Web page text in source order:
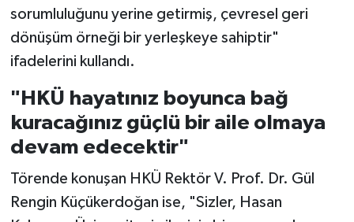
sorumluluğunu yerine getirmiş, çevresel geri
dönüşüm örneği bir yerleşkeye sahiptir"
ifadelerini kullandı.
"HKÜ hayatınız boyunca bağ
kuracağınız güçlü bir aile olmaya
devam edecektir"
Törende konuşan HKÜ Rektör V. Prof. Dr. Gül
Rengin Küçükerdoğan ise, "Sizler, Hasan